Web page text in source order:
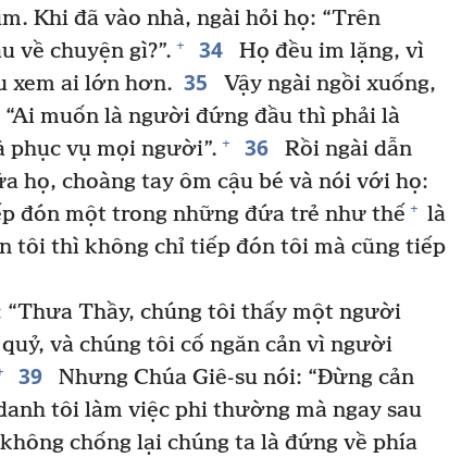
Khi đã vào nhà, ngài hỏi họ: “Trên
về chuyện gì?”. + 34
Họ đều im lặng, vì
xem ai lớn hơn. 35
Vậy ngài ngồi xuống,
“Ai muốn là người đứng đầu thì phải là
vụ mọi người”. + 36
Rồi ngài dẫn
họ, choàng tay ôm cậu bé và nói với họ:
đón một trong những đứa trẻ như thế + là
tôi thì không chỉ tiếp đón tôi mà cũng tiếp
“Thưa Thầy, chúng tôi thấy một người
và chúng tôi cố ngăn cản vì người
39
Nhưng Chúa Giê-su nói: “Đừng cản
tôi làm việc phi thường mà ngay sau
chống lại chúng ta là đứng về phía